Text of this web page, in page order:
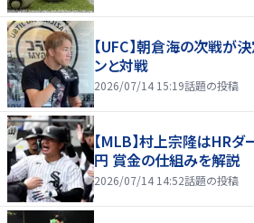
【UFC】朝倉海の次戦
ンと対戦
2026/07/14 15:19話題の投稿
【MLB】村上宗隆はHR
円 賞金の仕組みを解説
2026/07/14 14:52話題の投稿